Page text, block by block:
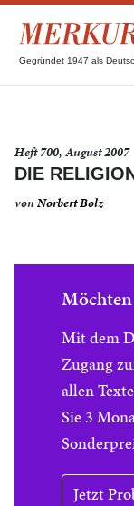
Gegründet 1947 als
Heft 700, August 2007
DIE
vonNorbert Bolz
Möchten
Mit dem
Zugang
allen
Sie 3
Jetzt